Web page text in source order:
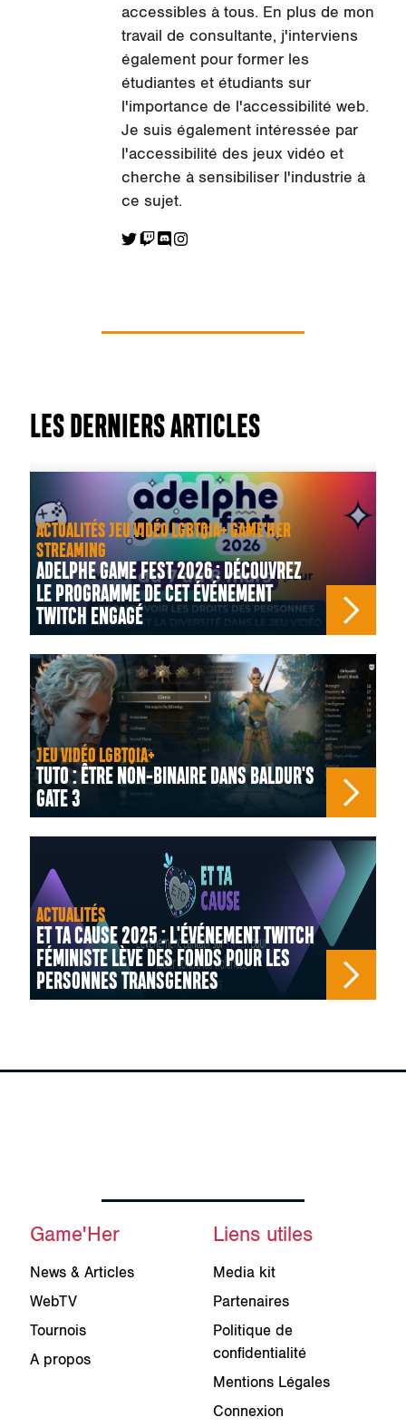
accessibles à tous. En plus de mon
travail de consultante, j'interviens
également pour former les
étudiantes et étudiants sur
l'importance de l'accessibilité web.
Je suis également intéressée par
l'accessibilité des jeux vidéo et
cherche à sensibiliser l'industrie à
ce sujet.
LES DERNIERS ARTICLES
ACTUALITÉS JEU VIDÉO LGBTQIA+ GAME'HER
STREAMING
ADELPHE GAME FEST 2026 : DÉCOUVREZ
LE PROGRAMME DE CET ÉVÉNEMENT
TWITCH ENGAGÉ
JEU VIDÉO LGBTQIA+
TUTO : ÊTRE NON-BINAIRE DANS BALDUR'S
GATE 3
ACTUALITÉS
ET TA CAUSE 2025 : L'ÉVÉNEMENT TWITCH
FÉMINISTE LÈVE DES FONDS POUR LES
PERSONNES TRANSGENRES
Game'Her
News & Articles
WebTV
Tournois
A propos
Liens utiles
Media kit
Partenaires
Politique de
confidentialité
Mentions Légales
Connexion